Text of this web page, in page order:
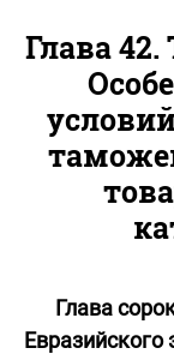
Глава
Глава